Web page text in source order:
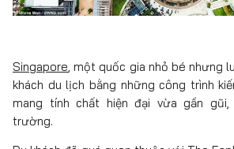
Singapore, một quốc gia nhỏ bé nhưng
khách du lịch bằng những công trình
mang tính chất hiện đại vừa gần
trường.